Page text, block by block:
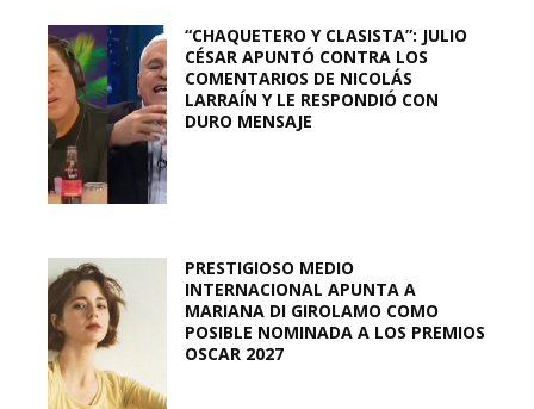
“CHAQUETERO Y CLASISTA”: JULIO
CÉSAR APUNTÓ CONTRA LOS
COMENTARIOS DE NICOLÁS
LARRAÍN Y LE RESPONDIÓ CON
DURO MENSAJE
PRESTIGIOSO MEDIO
INTERNACIONAL APUNTA A
MARIANA DI GIROLAMO COMO
POSIBLE NOMINADA A LOS PREMIOS
OSCAR 2027